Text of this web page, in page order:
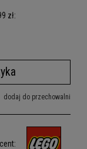
kiedy produkt pojawił
zł:
dodaj do przechowalni